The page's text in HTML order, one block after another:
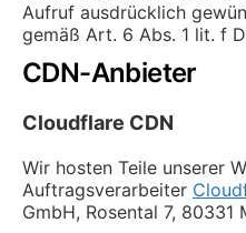
Aufruf ausdrücklich
gemäß Art. 6 Abs. 1 lit. f
CDN-Anbieter
Cloudflare CDN
Wir hosten Teile unserer
Auftragsverarbeiter
GmbH, Rosental 7, 80331